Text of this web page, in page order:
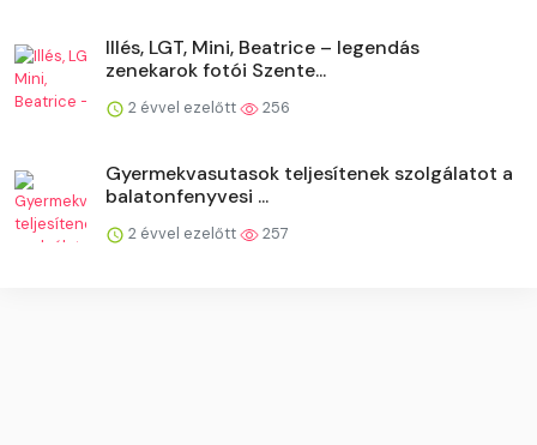
Illés, LGT, Mini, Beatrice – legendás
zenekarok fotói Szente...
2 évvel ezelőtt 256
Gyermekvasutasok teljesítenek szolgálatot a
balatonfenyvesi ...
2 évvel ezelőtt 257